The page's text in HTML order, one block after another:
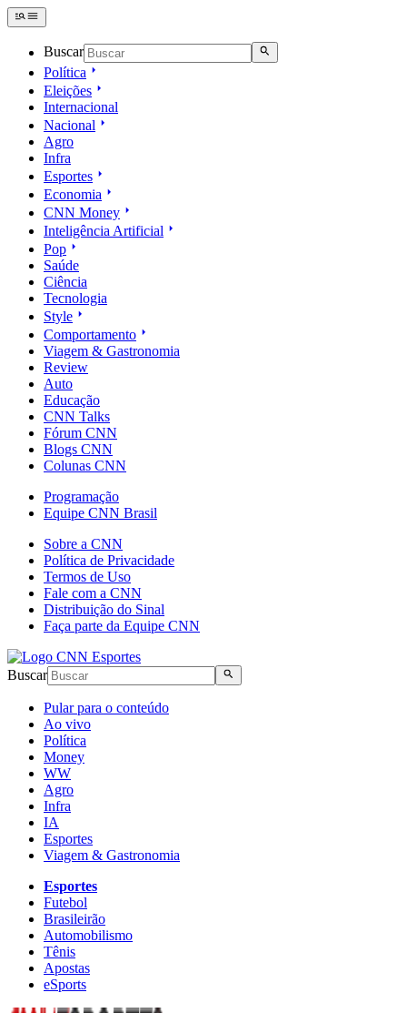
Buscar
Política
Eleições
Internacional
Nacional
Agro
Infra
Esportes
Economia
CNN Money
Inteligência Artificial
Pop
Saúde
Ciência
Tecnologia
Style
Comportamento
Viagem & Gastronomia
Review
Auto
Educação
CNN Talks
Fórum CNN
Blogs CNN
Colunas CNN
Programação
Equipe CNN Brasil
Sobre a CNN
Política de Privacidade
Termos de Uso
Fale com a CNN
Distribuição do Sinal
Faça parte da Equipe CNN
Buscar
Pular para o conteúdo
Ao vivo
Política
Money
WW
Agro
Infra
IA
Esportes
Viagem & Gastronomia
Esportes
Futebol
Brasileirão
Automobilismo
Tênis
Apostas
eSports